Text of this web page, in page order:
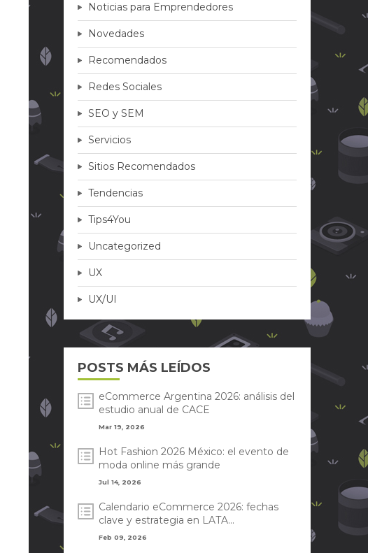
Noticias para Emprendedores
Novedades
Recomendados
Redes Sociales
SEO y SEM
Servicios
Sitios Recomendados
Tendencias
Tips4You
Uncategorized
UX
UX/UI
POSTS MÁS LEÍDOS
eCommerce Argentina 2026: análisis del
estudio anual de CACE
Mar 19, 2026
Hot Fashion 2026 México: el evento de
moda online más grande
Jul 14, 2026
Calendario eCommerce 2026: fechas
clave y estrategia en LATA...
Feb 09, 2026